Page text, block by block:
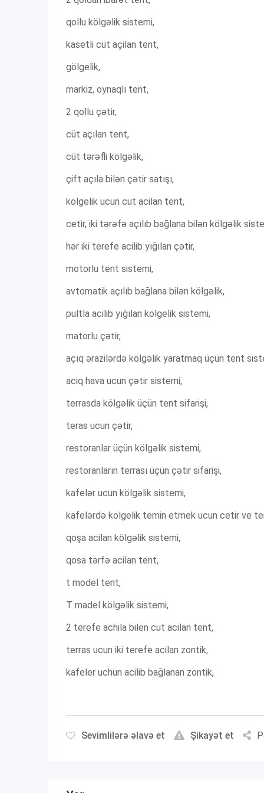
qollu kölgəlik sistemi,
kasetli cüt açilan tent,
gölgelik,
markiz, oynaqlı tent,
2 qollu çətir,
cüt açılan tent,
cüt tərəfli kölgəlik,
çift açıla bilən çətir satışı,
kolgelik ucun cut acilan tent,
cetir, iki tərəfə açılıb bağlana bilən kölgəlik
hər iki terefe acilib yığılan çətir,
motorlu tent sistemi,
avtomatik açılıb bağlana bilən kölgəlik,
pultla acilib yığılan kolgelik sistemi,
matorlu çətir,
açıq ərazilərdə kölgəlik yaratmaq üçün tent
aciq hava ucun çətir sistemi,
terrasda kölgəlik üçün tent sifarişi,
teras ucun çətir,
restoranlar üçün kölgəlik sistemi,
restoranların terrası üçün çətir sifarişi,
kafelər ucun kölgəlik sistemi,
kafelərdə kolgelik temin etmek ucun cetir ve
qoşa acilan kölgəlik sistemi,
qosa tərfə acilan tent,
t model tent,
T madel kölgəlik sistemi,
2 terefe achila bilen cut acilan tent,
terras ucun iki terefe acilan zontik,
kafeler uchun acilib bağlanan zontik,
Sevimlilərə əlavə et Şikayət et